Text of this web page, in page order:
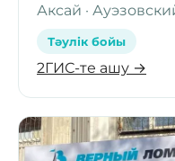
Аксай ·
Тәулік бойы
2ГИС-те ашу →